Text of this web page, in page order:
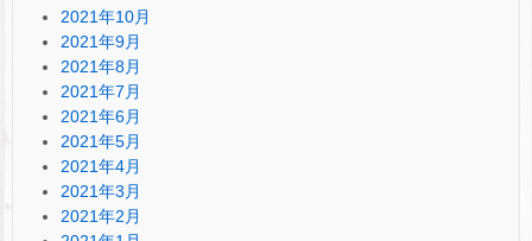
2021年10月
2021年9月
2021年8月
2021年7月
2021年6月
2021年5月
2021年4月
2021年3月
2021年2月